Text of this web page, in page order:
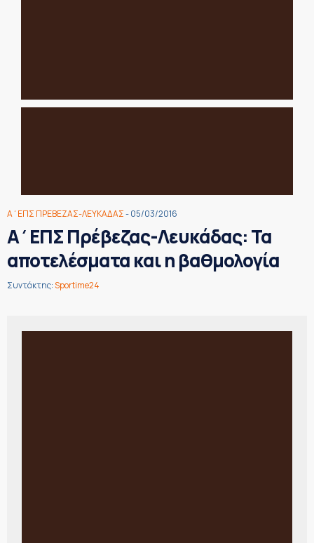
Α΄ΕΠΣ ΠΡΕΒΕΖΑΣ-ΛΕΥΚΑΔΑΣ- 05/03/2016
Α΄ΕΠΣ Πρέβεζας-Λευκάδας: Τα
αποτελέσματα και η βαθμολογία
Συντάκτης:Sportime24